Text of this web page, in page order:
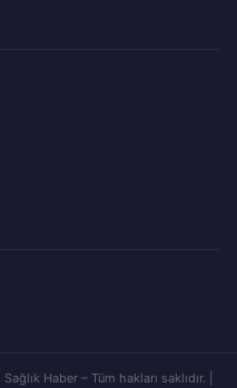
Haber – Tüm hakları saklıdır. |